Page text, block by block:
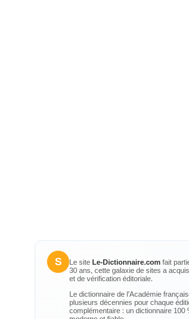
S Le site Le-Dictionnaire.com fait
30 ans, cette galaxie de sites a
et de vérification éditoriale.
Le dictionnaire de l’Académie
plusieurs décennies pour chaque
complémentaire : un dictionnaire 100